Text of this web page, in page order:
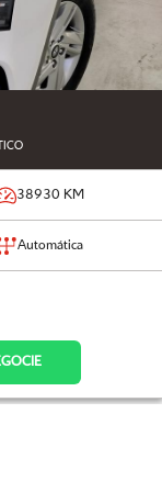
38930 KM
Automática